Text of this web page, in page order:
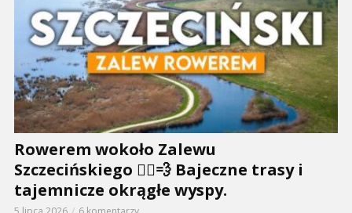
Rowerem wokoło Zalewu
Szczecińskiego 🚴‍♂️💨 Bajeczne trasy i
tajemnicze okrągłe wyspy.